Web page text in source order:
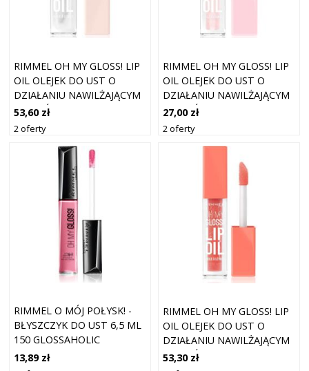
RIMMEL OH MY GLOSS! LIP
OIL OLEJEK DO UST O
DZIAŁANIU NAWILŻAJĄCYM
ODCIEŃ 000 CLEAR CLOUD
4,5 ML
53,60 zł
2 oferty
RIMMEL OH MY GLOSS! LIP
OIL OLEJEK DO UST O
DZIAŁANIU NAWILŻAJĄCYM
ODCIEŃ 005 PINK SUGAR 4.5
ML
27,00 zł
2 oferty
RIMMEL O MÓJ POŁYSK! -
BŁYSZCZYK DO UST 6,5 ML
150 GLOSSAHOLIC
13,89 zł
RIMMEL OH MY GLOSS! LIP
OIL OLEJEK DO UST O
DZIAŁANIU NAWILŻAJĄCYM
ODCIEŃ 002 PEACHY CORAL
53,30 zł